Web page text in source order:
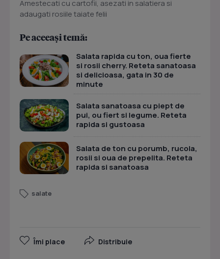
Amestecati cu cartofii, asezati in salatiera si
adaugati rosiile taiate felii
Pe aceeași temă:
Salata rapida cu ton, oua fierte
si rosii cherry. Reteta sanatoasa
si delicioasa, gata in 30 de
minute
Salata sanatoasa cu piept de
pui, ou fiert si legume. Reteta
rapida si gustoasa
Salata de ton cu porumb, rucola,
rosii si oua de prepelita. Reteta
rapida si sanatoasa
salate
Îmi place Distribuie